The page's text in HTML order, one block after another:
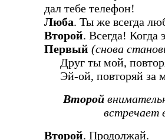
дал тебе телефон!
Люба. Ты же всегда
Второй. Всегда! Когда
Первый (снова
Друг ты мой,
Эй-ой, повторяй за
Второй
встречает
Второй. Продолжай.